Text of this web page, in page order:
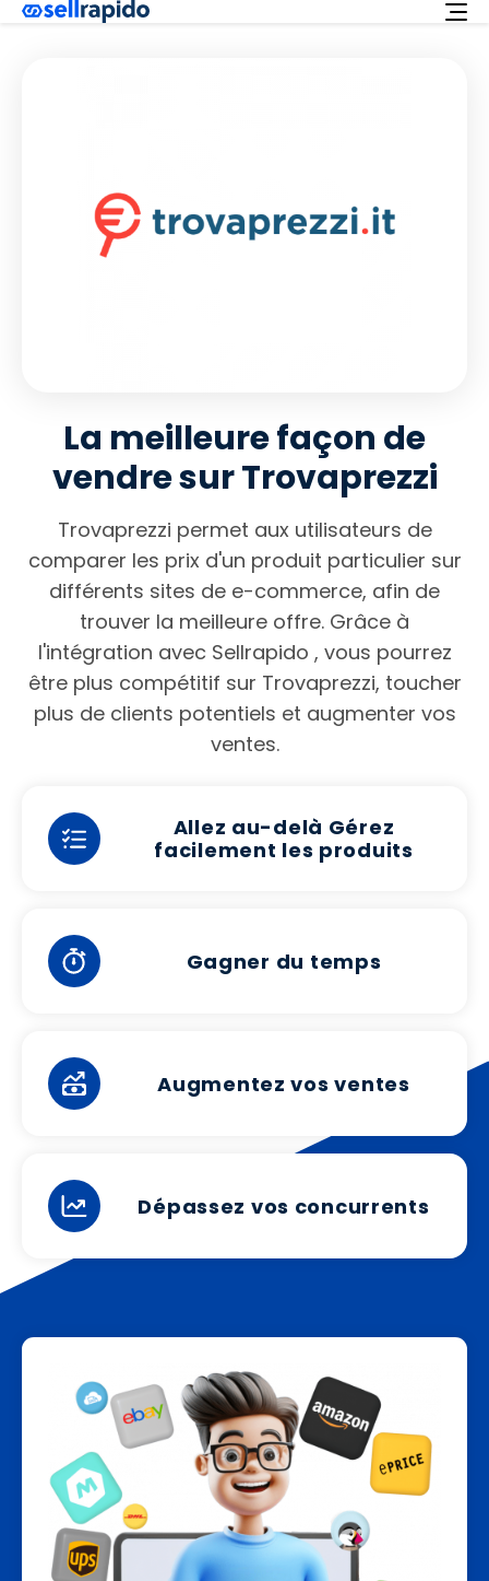
La meilleure façon de
vendre sur Trovaprezzi
Trovaprezzi permet aux utilisateurs de
comparer les prix d'un produit particulier sur
différents sites de e-commerce, afin de
trouver la meilleure offre. Grâce à
l'intégration avec Sellrapido , vous pourrez
être plus compétitif sur Trovaprezzi, toucher
plus de clients potentiels et augmenter vos
ventes.
Allez au-delà Gérez
facilement les produits
Gagner du temps
Augmentez vos ventes
Dépassez vos concurrents